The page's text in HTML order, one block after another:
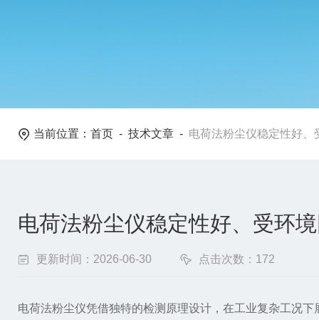
当前位置： 首页 - 技术文章 - 电荷法粉尘仪稳定性好、
电荷法粉尘仪稳定性好、受环
更新时间：2026-06-30 点击次数：172
电荷法粉尘仪凭借独特的检测原理设计，在工业复杂工况